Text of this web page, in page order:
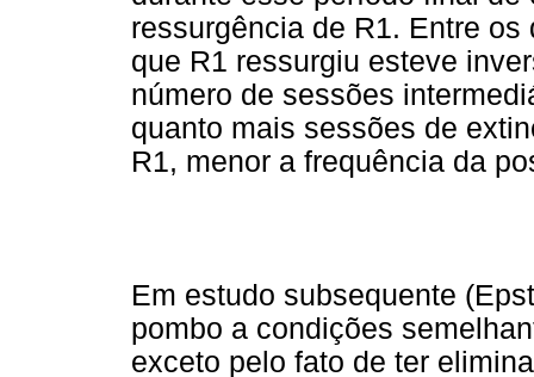
ressurgência de R1. Entre
que R1 ressurgiu esteve
número de sessões
quanto mais sessões de
R1, menor a frequência da
Em estudo subsequente
pombo a condições
exceto pelo fato de ter